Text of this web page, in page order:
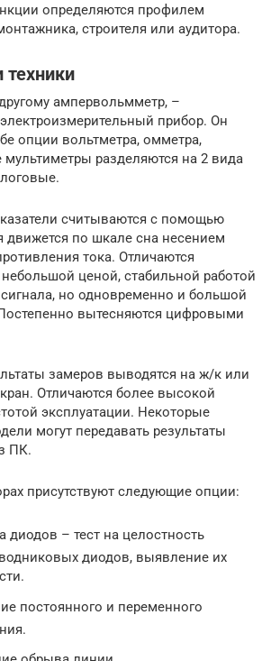
определяются профилем
строителя или аудитора.
техники
ампервольмметр, –
прибор. Он
опции вольтметра, омметра,
мультиметры разделяются на 2 вида
считываются с помощью
движется по шкале сна несением
тока. Отличаются
ценой, стабильной работой
но одновременно и большой
вытесняются цифровыми
замеров выводятся на ж/к или
Отличаются более высокой
эксплуатации. Некоторые
могут передавать результаты
ПК.
присутствуют следующие опции:
диодов – тест на целостность
диодов, выявление их
постоянного и переменного